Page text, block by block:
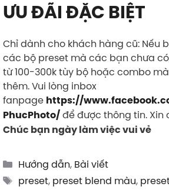
ƯU ĐÃI ĐẶC BIỆT
Chỉ dành cho khách hàng cũ: Nếu
các bộ preset mà các bạn chưa
từ 100-300k tùy bộ hoặc combo
thêm. Vui lòng inbox
fanpage https://
PhucPhoto/để được thông tin. Xin
Chúc bạn ngày làm việc vui vẻ
Categories
Hướng dẫn, Bài viết
Tags
preset, preset blend màu,